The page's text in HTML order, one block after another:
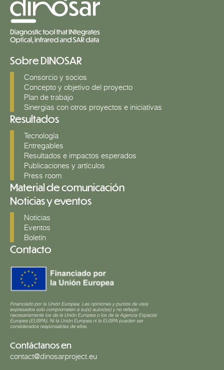
Sobre DINOSAR
Consorcio y socios
Concepto y objetivo del proyecto
Plan de trabajo
Sinergias con otros proyectos e iniciativas
Resultados
Tecnología
Entregables
Resultados e impactos esperados
Publicaciones y artículos
Press room
Material de comunicación
Noticias y eventos
Noticias
Eventos
Boletín
Contacto
Contáctanos en
contact@dinosarproject.eu